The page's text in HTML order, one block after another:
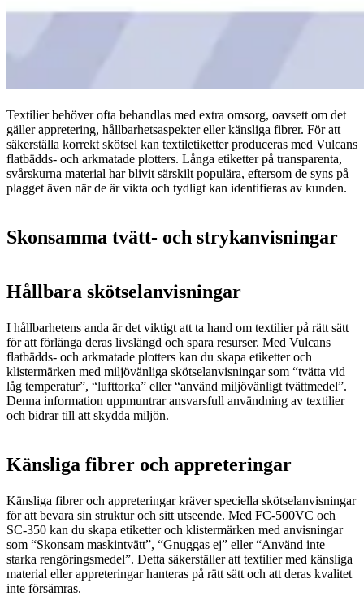
Textilier behöver ofta behandlas med extra omsorg, oavsett om det
gäller appretering, hållbarhetsaspekter eller känsliga fibrer. För att
säkerställa korrekt skötsel kan textiletiketter produceras med Vulcans
flatbädds- och arkmatade plotters. Långa etiketter på transparenta,
svårskurna material har blivit särskilt populära, eftersom de syns på
plagget även när de är vikta och tydligt kan identifieras av kunden.
Skonsamma tvätt- och strykanvisningar
Hållbara skötselanvisningar
I hållbarhetens anda är det viktigt att ta hand om textilier på rätt sätt
för att förlänga deras livslängd och spara resurser. Med Vulcans
flatbädds- och arkmatade plotters kan du skapa etiketter och
klistermärken med miljövänliga skötselanvisningar som “tvätta vid
låg temperatur”, “lufttorka” eller “använd miljövänligt tvättmedel”.
Denna information uppmuntrar ansvarsfull användning av textilier
och bidrar till att skydda miljön.
Känsliga fibrer och appreteringar
Känsliga fibrer och appreteringar kräver speciella skötselanvisningar
för att bevara sin struktur och sitt utseende. Med FC-500VC och
SC-350 kan du skapa etiketter och klistermärken med anvisningar
som “Skonsam maskintvätt”, “Gnuggas ej” eller “Använd inte
starka rengöringsmedel”. Detta säkerställer att textilier med känsliga
material eller appreteringar hanteras på rätt sätt och att deras kvalitet
inte försämras.